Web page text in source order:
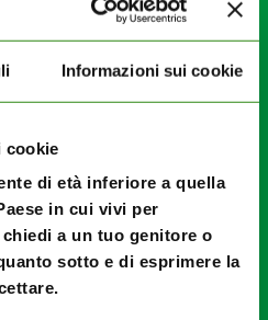
Informazioni sui cookie
cookie
di età inferiore a quella
in cui vivi per
a un tuo genitore o
sotto e di esprimere la